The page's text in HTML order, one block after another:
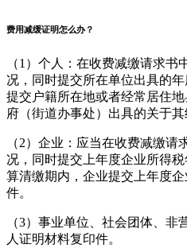
费用减缓证明怎么办？
（1）个人：在收费减缴请求
况，同时提交所在单位出具的
提交户籍所在地或者经常居住
府（街道办事处）出具的关于其
（2）企业：应当在收费减缴
况，同时提交上年度企业所得
算清缴期内，企业提交上年度
件。
（3）事业单位、社会团体、
人证明材料复印件。